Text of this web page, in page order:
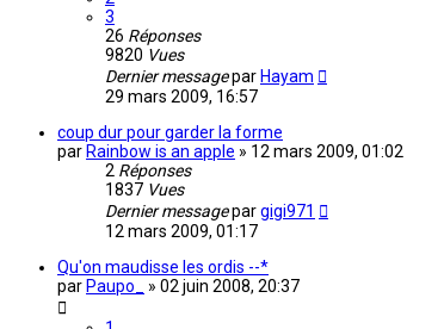
3
26 Réponses
9820 Vues
Dernier messagepar Hayam
29 mars 2009, 16:57
coup dur pour garder la forme
par Rainbow is an apple » 12 mars 2009, 01:02
2 Réponses
1837 Vues
Dernier messagepargigi971
12 mars 2009, 01:17
Qu'on maudisse les ordis --*
par Paupo_ » 02 juin 2008, 20:37